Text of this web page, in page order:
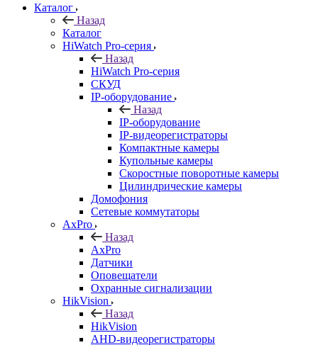
Каталог
Назад
Каталог
HiWatch Pro-серия
Назад
HiWatch Pro-серия
CКУД
IP-оборудование
Назад
IP-оборудование
IP-видеорегистраторы
Компактные камеры
Купольные камеры
Скоростные поворотные камеры
Цилиндрические камеры
Домофония
Сетевые коммутаторы
AxPro
Назад
AxPro
Датчики
Оповещатели
Охранные сигнализации
HikVision
Назад
HikVision
AHD-видеорегистраторы